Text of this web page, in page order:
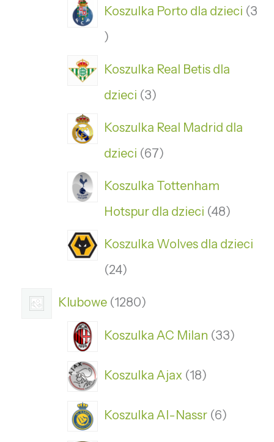
Koszulka Porto dla dzieci 3
Koszulka Real Betis dla
dzieci 3
Koszulka Real Madrid dla
dzieci 67
Koszulka Tottenham
Hotspur dla dzieci 48
Koszulka Wolves dla dzieci
24
Klubowe 1280
Koszulka AC Milan 33
Koszulka Ajax 18
Koszulka Al-Nassr 6